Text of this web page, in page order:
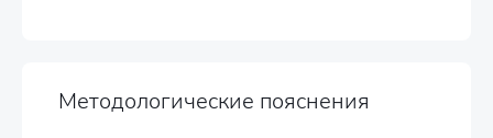
Методологические пояснения